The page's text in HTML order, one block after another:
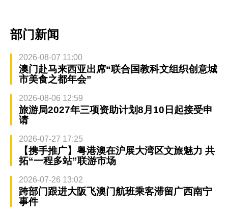
部门新闻
2026-08-07 11:00
澳门赴马来西亚出席“联合国教科文组织创意城
市美食之都年会”
2026-08-06 12:59
旅游局2027年三项资助计划8月10日起接受申
请
2026-07-27 17:25
【携手推广】粤港澳在沪展大湾区文旅魅力 共
拓“一程多站”联游市场
2026-07-26 13:02
跨部门跟进大阪飞澳门航班乘客滞留广西南宁
事件